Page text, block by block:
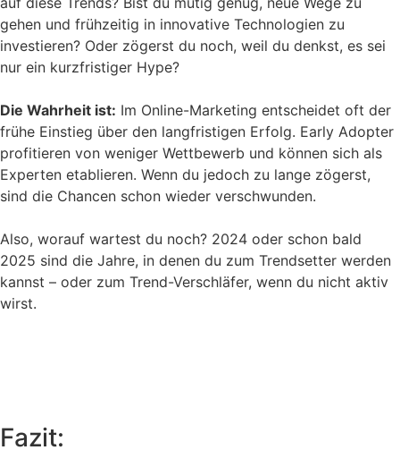
gehen und frühzeitig in innovative Technologien zu
investieren? Oder zögerst du noch, weil du denkst, es sei
nur ein kurzfristiger Hype?
Die Wahrheit ist: Im Online-Marketing entscheidet oft der
frühe Einstieg über den langfristigen Erfolg. Early Adopter
profitieren von weniger Wettbewerb und können sich als
Experten etablieren. Wenn du jedoch zu lange zögerst,
sind die Chancen schon wieder verschwunden.
Also, worauf wartest du noch? 2024 oder schon bald
2025 sind die Jahre, in denen du zum Trendsetter werden
kannst – oder zum Trend-Verschläfer, wenn du nicht aktiv
wirst.
Fazit: